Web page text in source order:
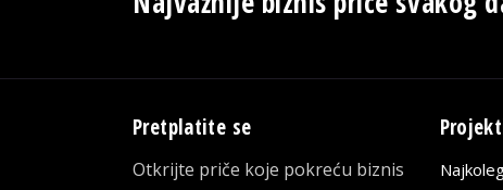
Pretplatite se
Otkrijte priče koje pokreću biznis